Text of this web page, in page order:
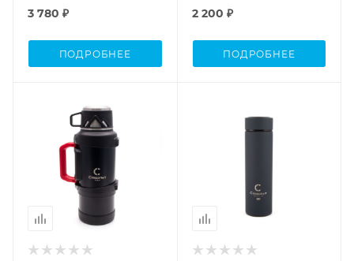
3 780 ₽
ПОДРОБНЕЕ
2 200 ₽
ПОДРОБНЕЕ